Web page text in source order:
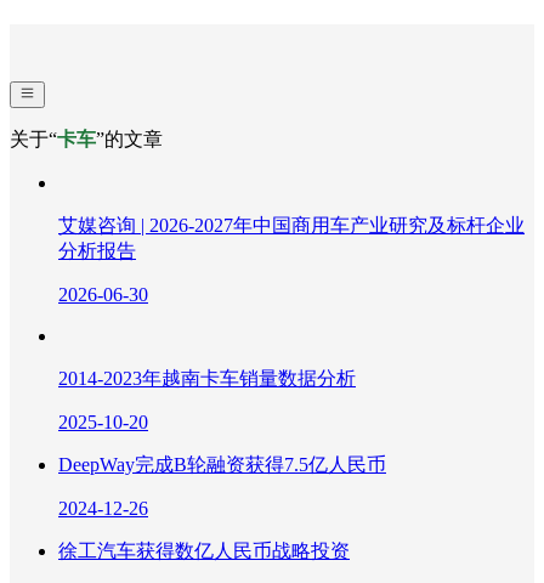
关于“卡车”的文章
艾媒咨询 | 2026-2027年中国商用车产业研究及标杆企业
分析报告
2026-06-30
2014-2023年越南卡车销量数据分析
2025-10-20
DeepWay完成B轮融资获得7.5亿人民币
2024-12-26
徐工汽车获得数亿人民币战略投资